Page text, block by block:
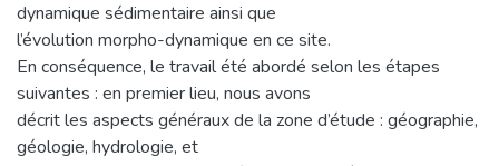
dynamique sédimentaire ainsi que
l’évolution morpho-dynamique en ce site.
En conséquence, le travail été abordé selon les étapes
suivantes : en premier lieu, nous avons
décrit les aspects généraux de la zone d’étude : géographie,
géologie, hydrologie, et